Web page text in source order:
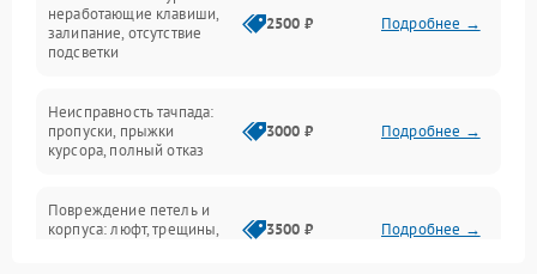
Батарея
Сеть и интернет
неработающие клавиши,
залипание, отсутствие
подсветки
2500 ₽ Подробнее →
Неисправность тачпада:
пропуски, прыжки
курсора, полный отказ
3000 ₽ Подробнее →
Повреждение петель и
корпуса: люфт, трещины,
3500 ₽ Подробнее →